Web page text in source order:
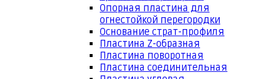
Опорная пластина для
огнестойкой перегородки
Основание страт-профиля
Пластина Z-образная
Пластина поворотная
Пластина соединительная